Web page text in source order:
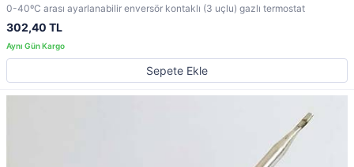
0-40ºC arası ayarlanabilir enversör kontaklı (3 uçlu) gazlı termostat
302,40 TL
Sepete Ekle